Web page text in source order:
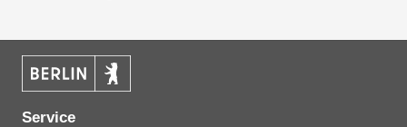
Service